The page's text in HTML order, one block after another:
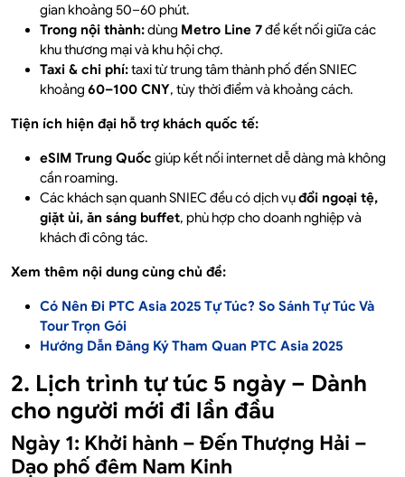
gian khoảng 50–60 phút.
Trong nội thành:dùng Metro Line 7để kết nối giữa các
khu thương mại và khu hội chợ.
Taxi & chi phí:taxi từ trung tâm thành phố đến SNIEC
khoảng 60–100 CNY, tùy thời điểm và khoảng cách.
Tiện ích hiện đại hỗ trợ khách quốc tế:
eSIM Trung Quốc giúp kết nối internet dễ dàng mà không
cần roaming.
Các khách sạn quanh SNIEC đều có dịch vụđổi ngoại tệ,
giặt ủi, ăn sáng buffet, phù hợp cho doanh nghiệp và
khách đi công tác.
Xem thêm nội dung cùng chủ đề:
Có Nên Đi PTC Asia 2025 Tự Túc? So Sánh Tự Túc Và
Tour Trọn Gói
Hướng Dẫn Đăng Ký Tham Quan PTC Asia 2025
2. Lịch trình tự túc 5 ngày – Dành
cho người mới đi lần đầu
Ngày 1: Khởi hành – Đến Thượng Hải –
Dạo phố đêm Nam Kinh